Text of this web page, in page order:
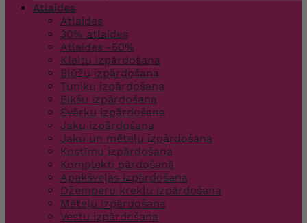
Atlaides
Atlaides
30% atlaides
Atlaides -50%
Kleitu izpārdošana
Blūžu izpārdošana
Tuniku izpārdošana
Bikšu izpārdošana
Svārku izpārdošana
Jaku izpārdošana
Jaku un mēteļu izpārdošana
Kostīmu izpārdošana
Komplekti pārdošanā
Apakšveļas izpārdošana
Džemperu kreklu izpārdošana
Mēteļu izpārdošana
Vestu izpārdošana